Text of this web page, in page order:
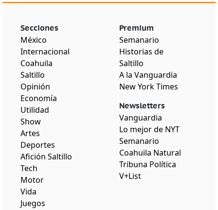
Secciones
México
Internacional
Coahuila
Saltillo
Opinión
Economía
Utilidad
Show
Artes
Deportes
Afición Saltillo
Tech
Motor
Vida
Juegos
Premium
Semanario
Historias de
Saltillo
A la Vanguardia
New York Times
Newsletters
Vanguardia
Lo mejor de NYT
Semanario
Coahuila Natural
Tribuna Política
V+List